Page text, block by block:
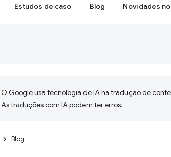
Estudos de caso Blog Novidades
O Google usa tecnologia de IA na tradução de
traduções com IA podem ter erros.
Blog